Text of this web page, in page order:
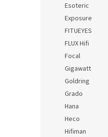
Esoteric
Exposure
FITUEYES
FLUX Hifi
Focal
Gigawatt
Goldring
Grado
Hana
Heco
Hifiman